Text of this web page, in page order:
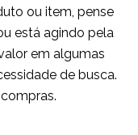
ou item, pense
está agindo pela
em algumas
de busca.